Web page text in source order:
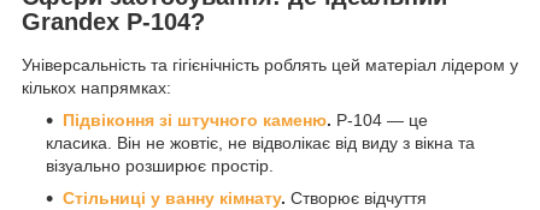
Grandex P-104?
Універсальність та гігієнічність роблять цей матеріал лідером у
кількох напрямках:
Підвіконня зі штучного каменю. P-104 — це
класика. Він не жовтіє, не відволікає від виду з вікна та
візуально розширює простір.
Стільниці у ванну кімнату. Створює відчуття